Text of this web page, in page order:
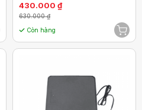
430.000 ₫
630.000 ₫
Còn hàng